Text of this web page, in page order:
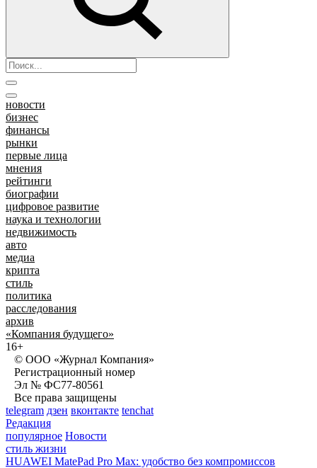
новости
бизнес
финансы
рынки
первые лица
мнения
рейтинги
биографии
цифровое развитие
наука и технологии
недвижимость
авто
медиа
крипта
стиль
политика
расследования
архив
«Компания будущего»
16+
© ООО «Журнал Компания»
Регистрационный номер
Эл № ФС77-80561
Все права защищены
telegram дзен вконтакте tenchat
Редакция
популярное Новости
стиль жизни
HUAWEI MatePad Pro Max: удобство без компромиссов